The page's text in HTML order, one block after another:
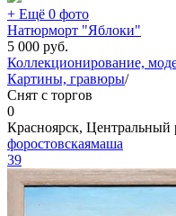
+ Ещё 0 фото
Натюрморт "Яблоки"
5 000 руб.
Коллекционирование,
Картины, гравюры/
Снят с торгов
0
Красноярск, Центральный
форостовскаямаша
39